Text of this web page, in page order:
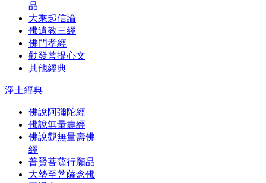
品
大乘起信論
佛遺教三經
佛門孝經
勸發菩提心文
其他經典
淨土經典
佛說阿彌陀經
佛說無量壽經
佛說觀無量壽佛
經
普賢菩薩行願品
大勢至菩薩念佛